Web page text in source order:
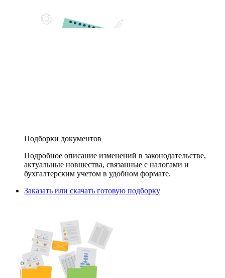
Подборки документов
Подробное описание изменений в законодательстве,
актуальные новшества, связанные с налогами и
бухгалтерским учетом в удобном формате.
Заказать или скачать готовую подборку